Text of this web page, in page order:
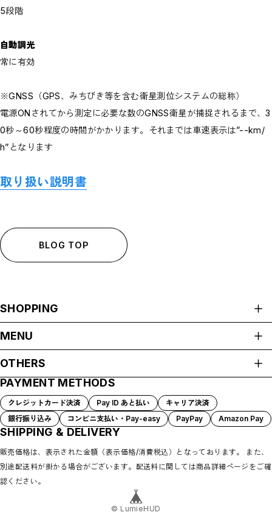
5段階
自動調光
常に有効
※GNSS（GPS、みちびき等を含む衛星測位システムの総称）
電源ONされてから測定に必要な数のGNSS衛星が捕捉されるまで、3
0秒～60秒程度の時間がかかります。それまでは車速表示は”--km/
h”となります
取り扱い説明書
BLOG TOP
SHOPPING
MENU
SHOP GUIDE
PAYMENT METHODS
BLOG
CONTACT
法人・団体様ご相談窓口
OTHERS
プライバシーポリシー
特定商取引法に基づく表記
LumieHUDブランドサイト
LumieHUDと、出かけよう。
moadoブランドサイト
日本精機株式会社
PAYMENT METHODS
クレジットカード決済 Pay ID あと払い
キャリア決済
銀行振り込み
コンビニ支払い・Pay-easy PayPay Amazon Pay
SHIPPING & DELIVERY
販売価格は、表示された金額（表示価格/消費税込）となっております。 また、
別途配送料が掛かる場合がございます。配送料に関しては商品詳細ページをご確
認ください。
©︎ LumieHUD